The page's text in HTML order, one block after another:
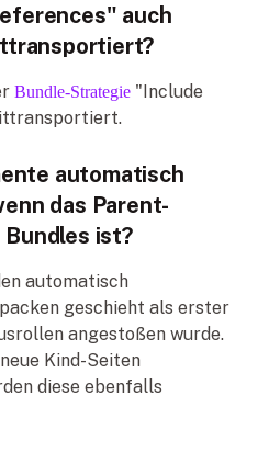
auch
Bundle-Strategie "Include
automatisch
das Parent-
Bundles ist?
automatisch
geschieht als erster
angestoßen wurde.
Kind-Seiten
diese ebenfalls